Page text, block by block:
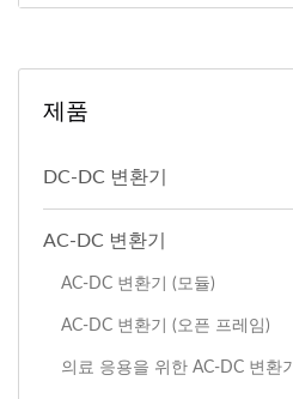
제품
DC-DC 변환기
AC-DC 변환기
AC-DC 변환기 (모듈)
AC-DC 변환기 (오픈 프레임)
의료 응용을 위한 AC-DC 변환기